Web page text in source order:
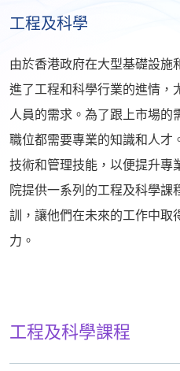
工程及科學
由於香港政府在大型基礎設施
進了工程和科學行業的進情，
人員的需求。為了跟上市場的
職位都需要專業的知識和人才
技術和管理技能，以便提升專
院提供一系列的工程及科學
訓，讓他們在未來的工作中取
力。
工程及科學課程